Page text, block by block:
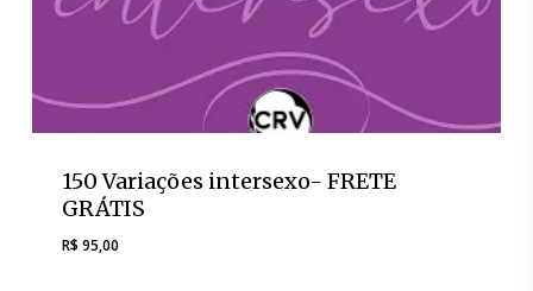
150 Variações intersexo- FRETE
GRÁTIS
R$ 95,00